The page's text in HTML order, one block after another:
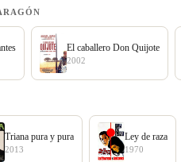
El caballero Don Quijote
2002
Triana pura y pura
2013
Ley de raza
1970